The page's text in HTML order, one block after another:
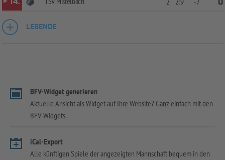
0
LEGENDE
BFV-Widget generieren
Aktuelle Ansicht als Widget auf Ihre Website? Ganz einfach mit den
BFV-Widgets.
iCal-Export
Alle künftigen Spiele der angezeigten Mannschaft bequem in den